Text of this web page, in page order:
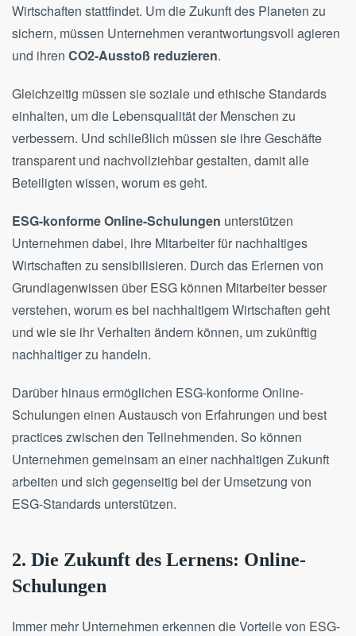
Wirtschaften stattfindet. Um die Zukunft des Planeten zu
sichern, müssen Unternehmen verantwortungsvoll agieren
und ihren CO2-Ausstoß reduzieren.
Gleichzeitig müssen sie soziale und ethische Standards
einhalten, um die Lebensqualität der Menschen zu
verbessern. Und schließlich müssen sie ihre Geschäfte
transparent und nachvollziehbar gestalten, damit alle
Beteiligten wissen, worum es geht.
ESG-konforme Online-Schulungen unterstützen
Unternehmen dabei, ihre Mitarbeiter für nachhaltiges
Wirtschaften zu sensibilisieren. Durch das Erlernen von
Grundlagenwissen über ESG können Mitarbeiter besser
verstehen, worum es bei nachhaltigem Wirtschaften geht
und wie sie ihr Verhalten ändern können, um zukünftig
nachhaltiger zu handeln.
Darüber hinaus ermöglichen ESG-konforme Online-
Schulungen einen Austausch von Erfahrungen und best
practices zwischen den Teilnehmenden. So können
Unternehmen gemeinsam an einer nachhaltigen Zukunft
arbeiten und sich gegenseitig bei der Umsetzung von
ESG-Standards unterstützen.
2. Die Zukunft des Lernens: Online-
Schulungen
Immer mehr Unternehmen erkennen die Vorteile von ESG-